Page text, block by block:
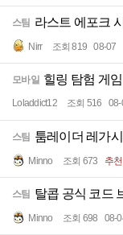
스팀 라스트 에포크
Nirr 조회 819 08-07
모바일 힐링 탐험 게
Loladdict12 조회 516 08-
스팀 툼레이더 레가
Minno 조회 673 추
스팀 탈콥 공식 코드
Minno 조회 698 08-